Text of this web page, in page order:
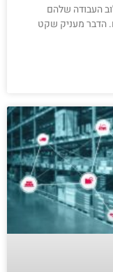
העבודה שלהם
הדבר מעניק שקט